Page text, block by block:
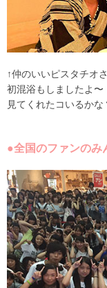
↑仲のいいピスタチオ
初混浴もしましたよ〜
見てくれたコいるかな
●全国のファンの